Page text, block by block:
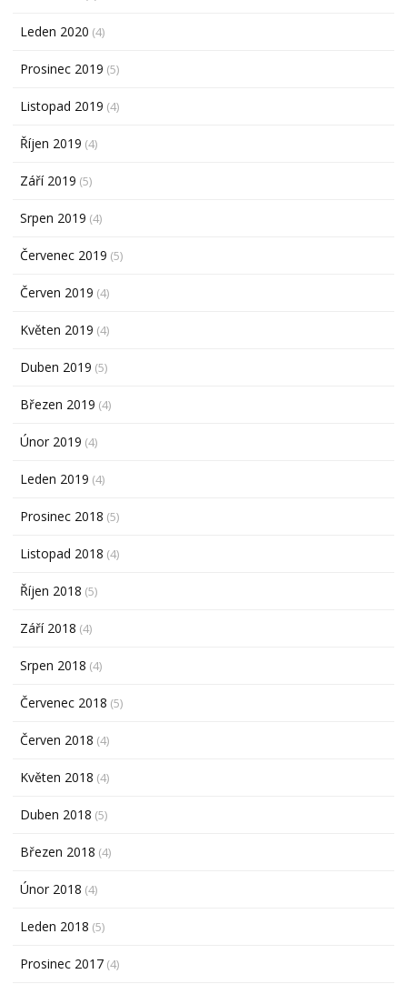
Leden 2020 (4)
Prosinec 2019 (5)
Listopad 2019 (4)
Říjen 2019 (4)
Září 2019 (5)
Srpen 2019 (4)
Červenec 2019 (5)
Červen 2019 (4)
Květen 2019 (4)
Duben 2019 (5)
Březen 2019 (4)
Únor 2019 (4)
Leden 2019 (4)
Prosinec 2018 (5)
Listopad 2018 (4)
Říjen 2018 (5)
Září 2018 (4)
Srpen 2018 (4)
Červenec 2018 (5)
Červen 2018 (4)
Květen 2018 (4)
Duben 2018 (5)
Březen 2018 (4)
Únor 2018 (4)
Leden 2018 (5)
Prosinec 2017 (4)